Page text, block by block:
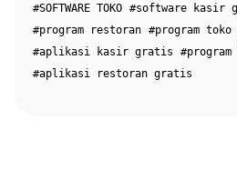
#SOFTWARE TOKO #software kasir
#program restoran #program
#aplikasi kasir gratis
#aplikasi restoran gratis